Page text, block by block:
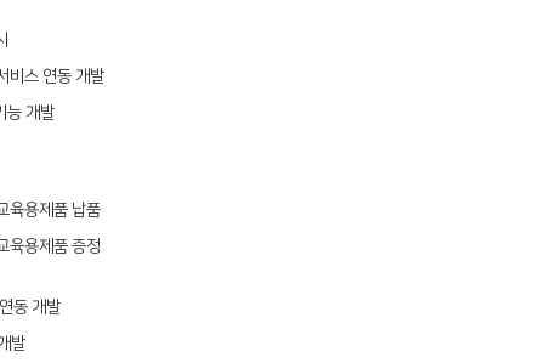
비스 연동 개발
능 개발
육용제품 납품
육용제품 증정
동 개발
발